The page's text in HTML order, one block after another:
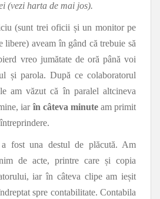
(vezi harta de mai jos).
(sunt trei oficii și un monitor pe
libere) aveam în gând că trebuie să
vreo jumătate de oră până voi
și parola. După ce colaboratorul
am văzut că în paralel altcineva
iar în câteva minuteam primit
fost una destul de plăcută. Am
de acte, printre care și copia
iar în câteva clipe am ieșit
spre contabilitate. Contabila